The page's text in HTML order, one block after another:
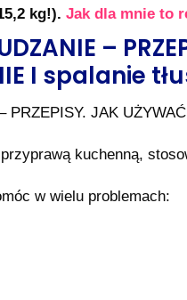
kg!). Jak dla mnie to
–
I spalanie
PRZEPISY. JAK
kuchenną,
w wielu problemach: